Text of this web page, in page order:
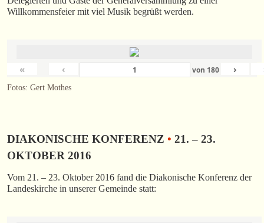
Willkommensfeier mit viel Musik begrüßt werden.
« ‹ von 180 ›
Fotos: Gert Mothes
DIAKONISCHE KONFERENZ • 21. – 23.
OKTOBER 2016
Vom 21. – 23. Oktober 2016 fand die Diakonische Konferenz der
Landeskirche in unserer Gemeinde statt: